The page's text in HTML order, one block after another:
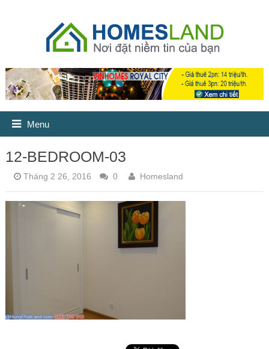
Menu
12-BEDROOM-03
Tháng 2 26, 2016 0 Homesland